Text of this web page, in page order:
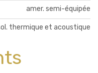
amer. semi-équipée
thermique et acoustique